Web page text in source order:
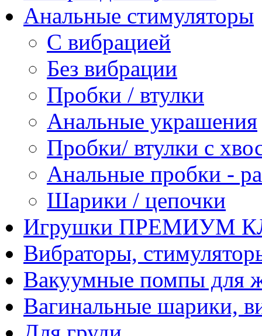
Анальные стимуляторы
С вибрацией
Без вибрации
Пробки / втулки
Анальные украшения
Пробки/ втулки с
Анальные пробки -
Шарики / цепочки
Игрушки ПРЕМИУМ
Вибраторы,
Вакуумные помпы для
Вагинальные шарики,